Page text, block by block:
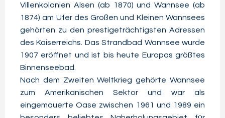
Villenkolonien Alsen (ab 1870) und Wannsee (ab
1874) am Ufer des Großen und Kleinen Wannsees
gehörten zu den prestigeträchtigsten Adressen
des Kaiserreichs. Das Strandbad Wannsee wurde
1907 eröffnet und ist bis heute Europas größtes
Binnenseebad.
Nach dem Zweiten Weltkrieg gehörte Wannsee
zum Amerikanischen Sektor und war als
eingemauerte Oase zwischen 1961 und 1989 ein